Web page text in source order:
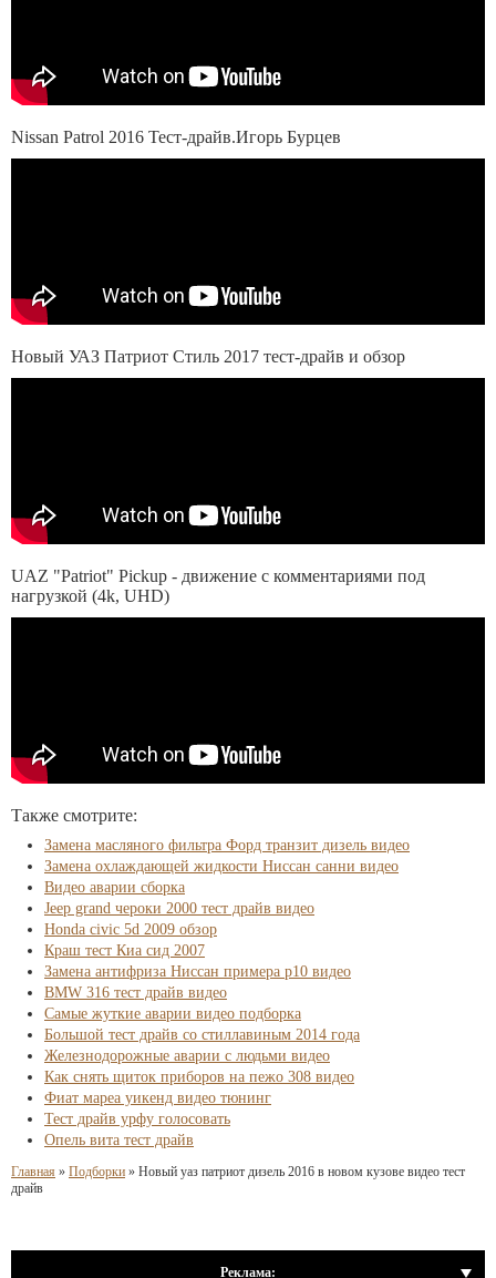
Nissan Patrol 2016 Тест-драйв.Игорь Бурцев
Новый УАЗ Патриот Стиль 2017 тест-драйв и обзор
UAZ "Patriot" Pickup - движение с комментариями под
нагрузкой (4k, UHD)
Также смотрите:
Замена масляного фильтра Форд транзит дизель видео
Замена охлаждающей жидкости Ниссан санни видео
Видео аварии сборка
Jeep grand чероки 2000 тест драйв видео
Honda civic 5d 2009 обзор
Краш тест Киа сид 2007
Замена антифриза Ниссан примера р10 видео
BMW 316 тест драйв видео
Самые жуткие аварии видео подборка
Большой тест драйв со стиллавиным 2014 года
Железнодорожные аварии с людьми видео
Как снять щиток приборов на пежо 308 видео
Фиат мареа уикенд видео тюнинг
Тест драйв урфу голосовать
Опель вита тест драйв
Главная » Подборки » Новый уаз патриот дизель 2016 в новом кузове видео тест
драйв
Реклама: